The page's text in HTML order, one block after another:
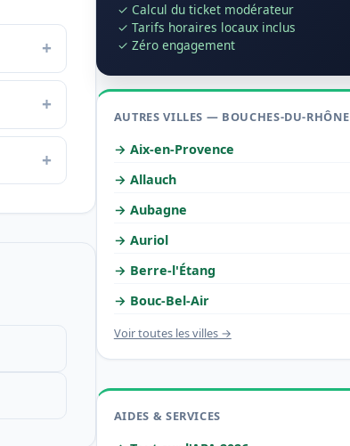
✓ Calcul du ticket modérateur
✓ Tarifs horaires locaux inclus
✓ Zéro engagement
AUTRES VILLES — BOUCHES-DU-RHÔNE
→ Aix-en-Provence
→ Allauch
→ Aubagne
→ Auriol
→ Berre-l'Étang
→ Bouc-Bel-Air
Voir toutes les villes →
AIDES & SERVICES